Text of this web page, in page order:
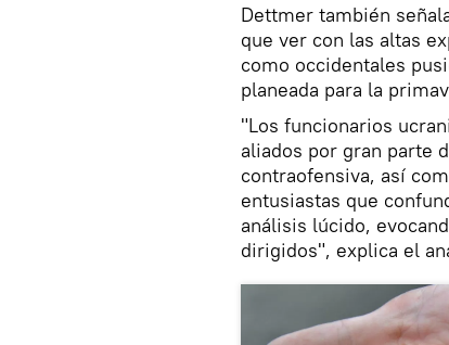
Dettmer también
que ver con las altas
como occidentales
planeada para la
"Los funcionarios
aliados por gran parte
contraofensiva, así
entusiastas que
análisis lúcido,
dirigidos", explica el